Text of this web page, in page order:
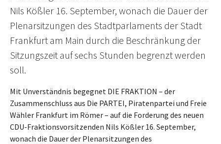
Nils Kößler 16. September, wonach die Dauer der
Plenarsitzungen des Stadtparlaments der Stadt
Frankfurt am Main durch die Beschränkung der
Sitzungszeit auf sechs Stunden begrenzt werden
soll.
Mit Unverständnis begegnet DIE FRAKTION – der
Zusammenschluss aus Die PARTEI, Piratenpartei und Freie
Wähler Frankfurt im Römer – auf die Forderung des neuen
CDU-Fraktionsvorsitzenden Nils Kößler 16. September,
wonach die Dauer der Plenarsitzungen des